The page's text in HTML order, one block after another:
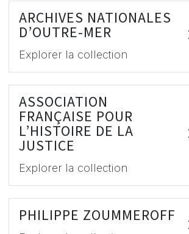
ARCHIVES NATIONALES
D’OUTRE-MER
Explorer la collection
ASSOCIATION
FRANÇAISE POUR
L’HISTOIRE DE LA
JUSTICE
Explorer la collection
PHILIPPE ZOUMMEROFF